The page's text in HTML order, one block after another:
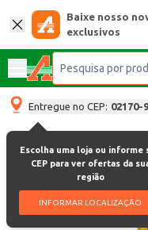
Baixe nosso
exclusivos
Entregue no CEP: 02170-
Escolha uma loja ou informe
CEP para ver ofertas da
região
INFORMAR LOCALIZAÇÃO